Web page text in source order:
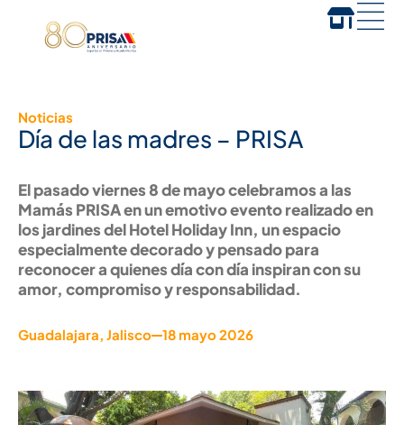
Noticias
Día de las madres – PRISA
El pasado viernes 8 de mayo celebramos a las
Mamás PRISA en un emotivo evento realizado en
los jardines del Hotel Holiday Inn, un espacio
especialmente decorado y pensado para
reconocer a quienes día con día inspiran con su
amor, compromiso y responsabilidad.
Guadalajara, Jalisco 18 mayo 2026